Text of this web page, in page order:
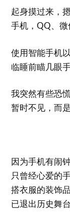
起身摸过来，
手机，QQ、
使用智能手机
临睡前瞄几眼
我突然有些恐
暂时不见，而
因为手机有闹
只曾经心爱的
搭衣服的装饰
已退出历史舞台